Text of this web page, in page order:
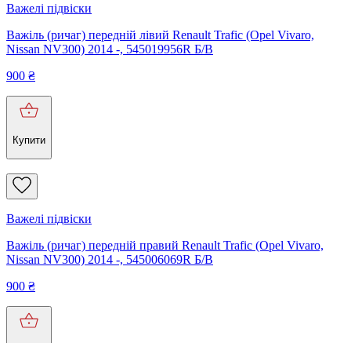
Важелі підвіски
Важіль (ричаг) передній лівий Renault Trafic (Opel Vivaro,
Nissan NV300) 2014 -, 545019956R Б/В
900 ₴
Купити
Важелі підвіски
Важіль (ричаг) передній правий Renault Trafic (Opel Vivaro,
Nissan NV300) 2014 -, 545006069R Б/В
900 ₴